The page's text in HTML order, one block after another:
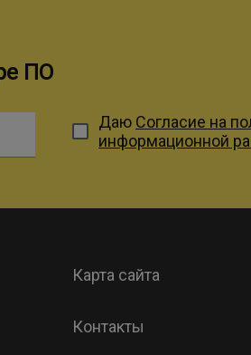
ПО
Даю Согласие на
информационной
Карта сайта
Контакты